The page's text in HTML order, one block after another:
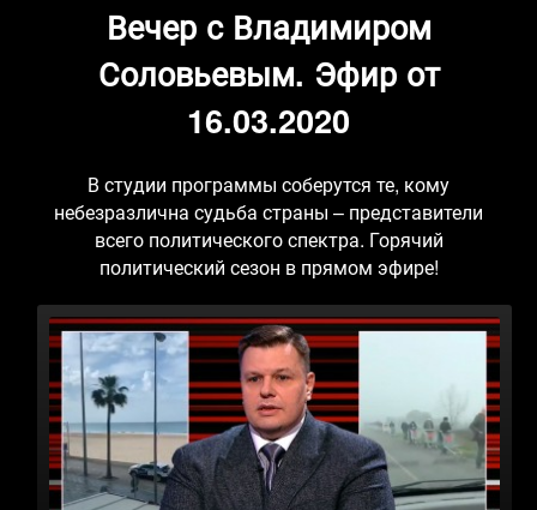
Вечер с Владимиром
Соловьевым. Эфир от
16.03.2020
В студии программы соберутся те, кому
небезразлична судьба страны – представители
всего политического спектра. Горячий
политический сезон в прямом эфире!